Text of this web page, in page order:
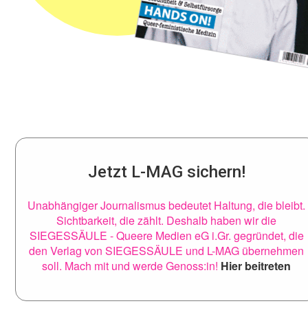
Jetzt L-MAG sichern!
Unabhängiger Journalismus bedeutet Haltung, die bleibt.
Sichtbarkeit, die zählt. Deshalb haben wir die
SIEGESSÄULE - Queere Medien eG i.Gr. gegründet, die
den Verlag von SIEGESSÄULE und L-MAG übernehmen
soll. Mach mit und werde Genoss:in! Hier beitreten